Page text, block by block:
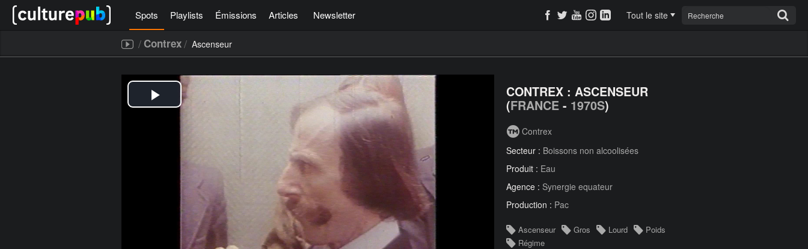
Spots Playlists Émissions Articles Newsletter Tout le site
/Contrex/ Ascenseur
CONTREX : ASCENSEUR
(FRANCE - 1970S)
Contrex
Secteur : Boissons non alcoolisées
Produit : Eau
Agence : Synergie equateur
Production : Pac
Ascenseur Gros Lourd
Poids
Régime